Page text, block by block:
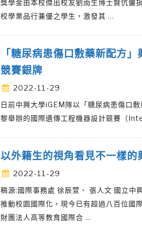
獎學金由本校傑出校友劉雨生博士賢伉儷
校學業品行兼優之學生，激發其 …
「糖尿病患傷口敷藥新配方
競賽銀牌
2022-11-29
日前中興大學iGEM隊以「糖尿病患傷口
黎舉辦的國際遺傳工程機器設計競賽（
以外籍生的視角看見不一樣的
2022-11-29
稿源:國際事務處 徐辰萱、 張人文 國立中
推動校園國際化，現今已有超過八百位國
財團法人高等教育國際合 …